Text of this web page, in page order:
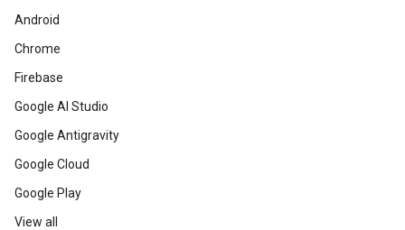
Android
Chrome
Firebase
Google AI Studio
Google Antigravity
Google Cloud
Google Play
View all